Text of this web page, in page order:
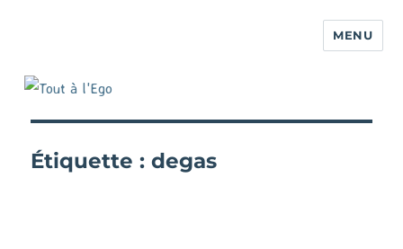
MENU
Étiquette :degas